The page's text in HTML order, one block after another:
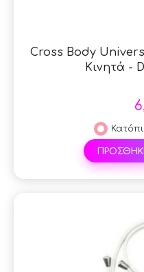
Cross Body
Κινητά -